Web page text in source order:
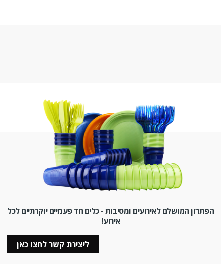
הפתרון המושלם לאירועים ומסיבות - כלים חד פעמיים יוקרתיים לכל
אירוע!
ליצירת קשר לחצו כאן